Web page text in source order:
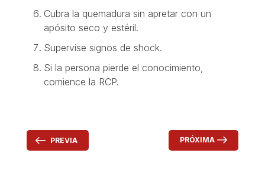
Cubra la quemadura sin apretar con un
apósito seco y estéril.
Supervise signos de shock.
Si la persona pierde el conocimiento,
comience la RCP.
PRÓXIMA
PREVIA